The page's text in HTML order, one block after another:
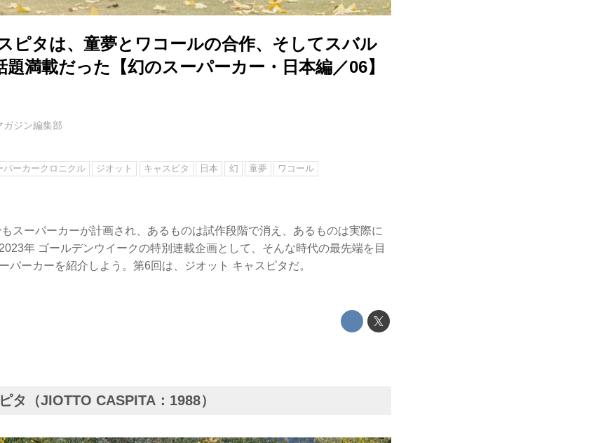
ピタは、童夢とワコールの合作、そしてスバル
満載だった【幻のスーパーカー・日本編／06】
ガジン編集部
パーカークロニクル ジオット キャスピタ 日本 幻 童夢
ワコール
スーパーカーが計画され、あるものは試作段階で消え、あるものは実際に
年 ゴールデンウイークの特別連載企画として、そんな時代の最先端を目
パーカーを紹介しよう。第6回は、ジオット キャスピタだ。
タ（JIOTTO CASPITA：1988）